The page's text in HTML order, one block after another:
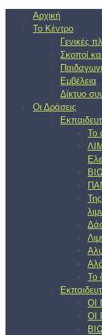
Αρχική
Το Κέντρο
Γενικές
Σκοποί
Εμβέλεια
Δίκτυο
Οι Δράσεις
Το
Το
ΟΙ
ΟΙ